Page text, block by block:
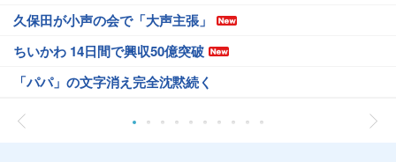
久保田が小声の会で「大声主張」
ちいかわ 14日間で興収50億突破
「パパ」の文字消え完全沈黙続く